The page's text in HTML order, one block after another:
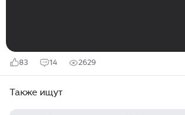
83 14 2629
Также ищут